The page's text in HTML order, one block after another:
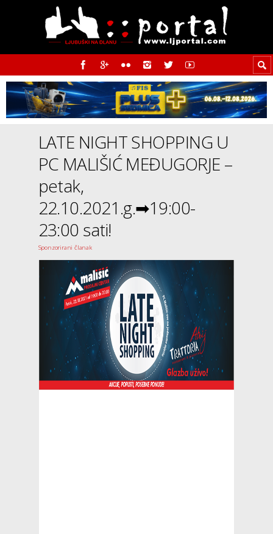
LATE NIGHT SHOPPING U
PC MALIŠIĆ MEĐUGORJE –
petak,
22.10.2021.g.➡19:00-
23:00 sati!
Sponzorirani članak